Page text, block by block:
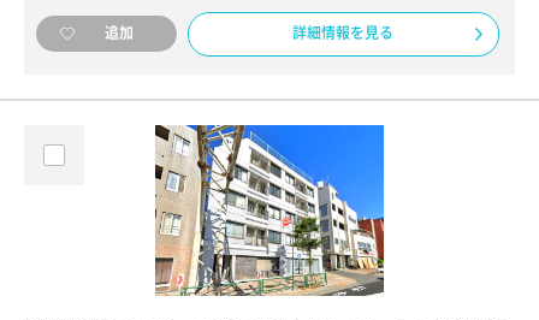
追加 詳細情報を見る